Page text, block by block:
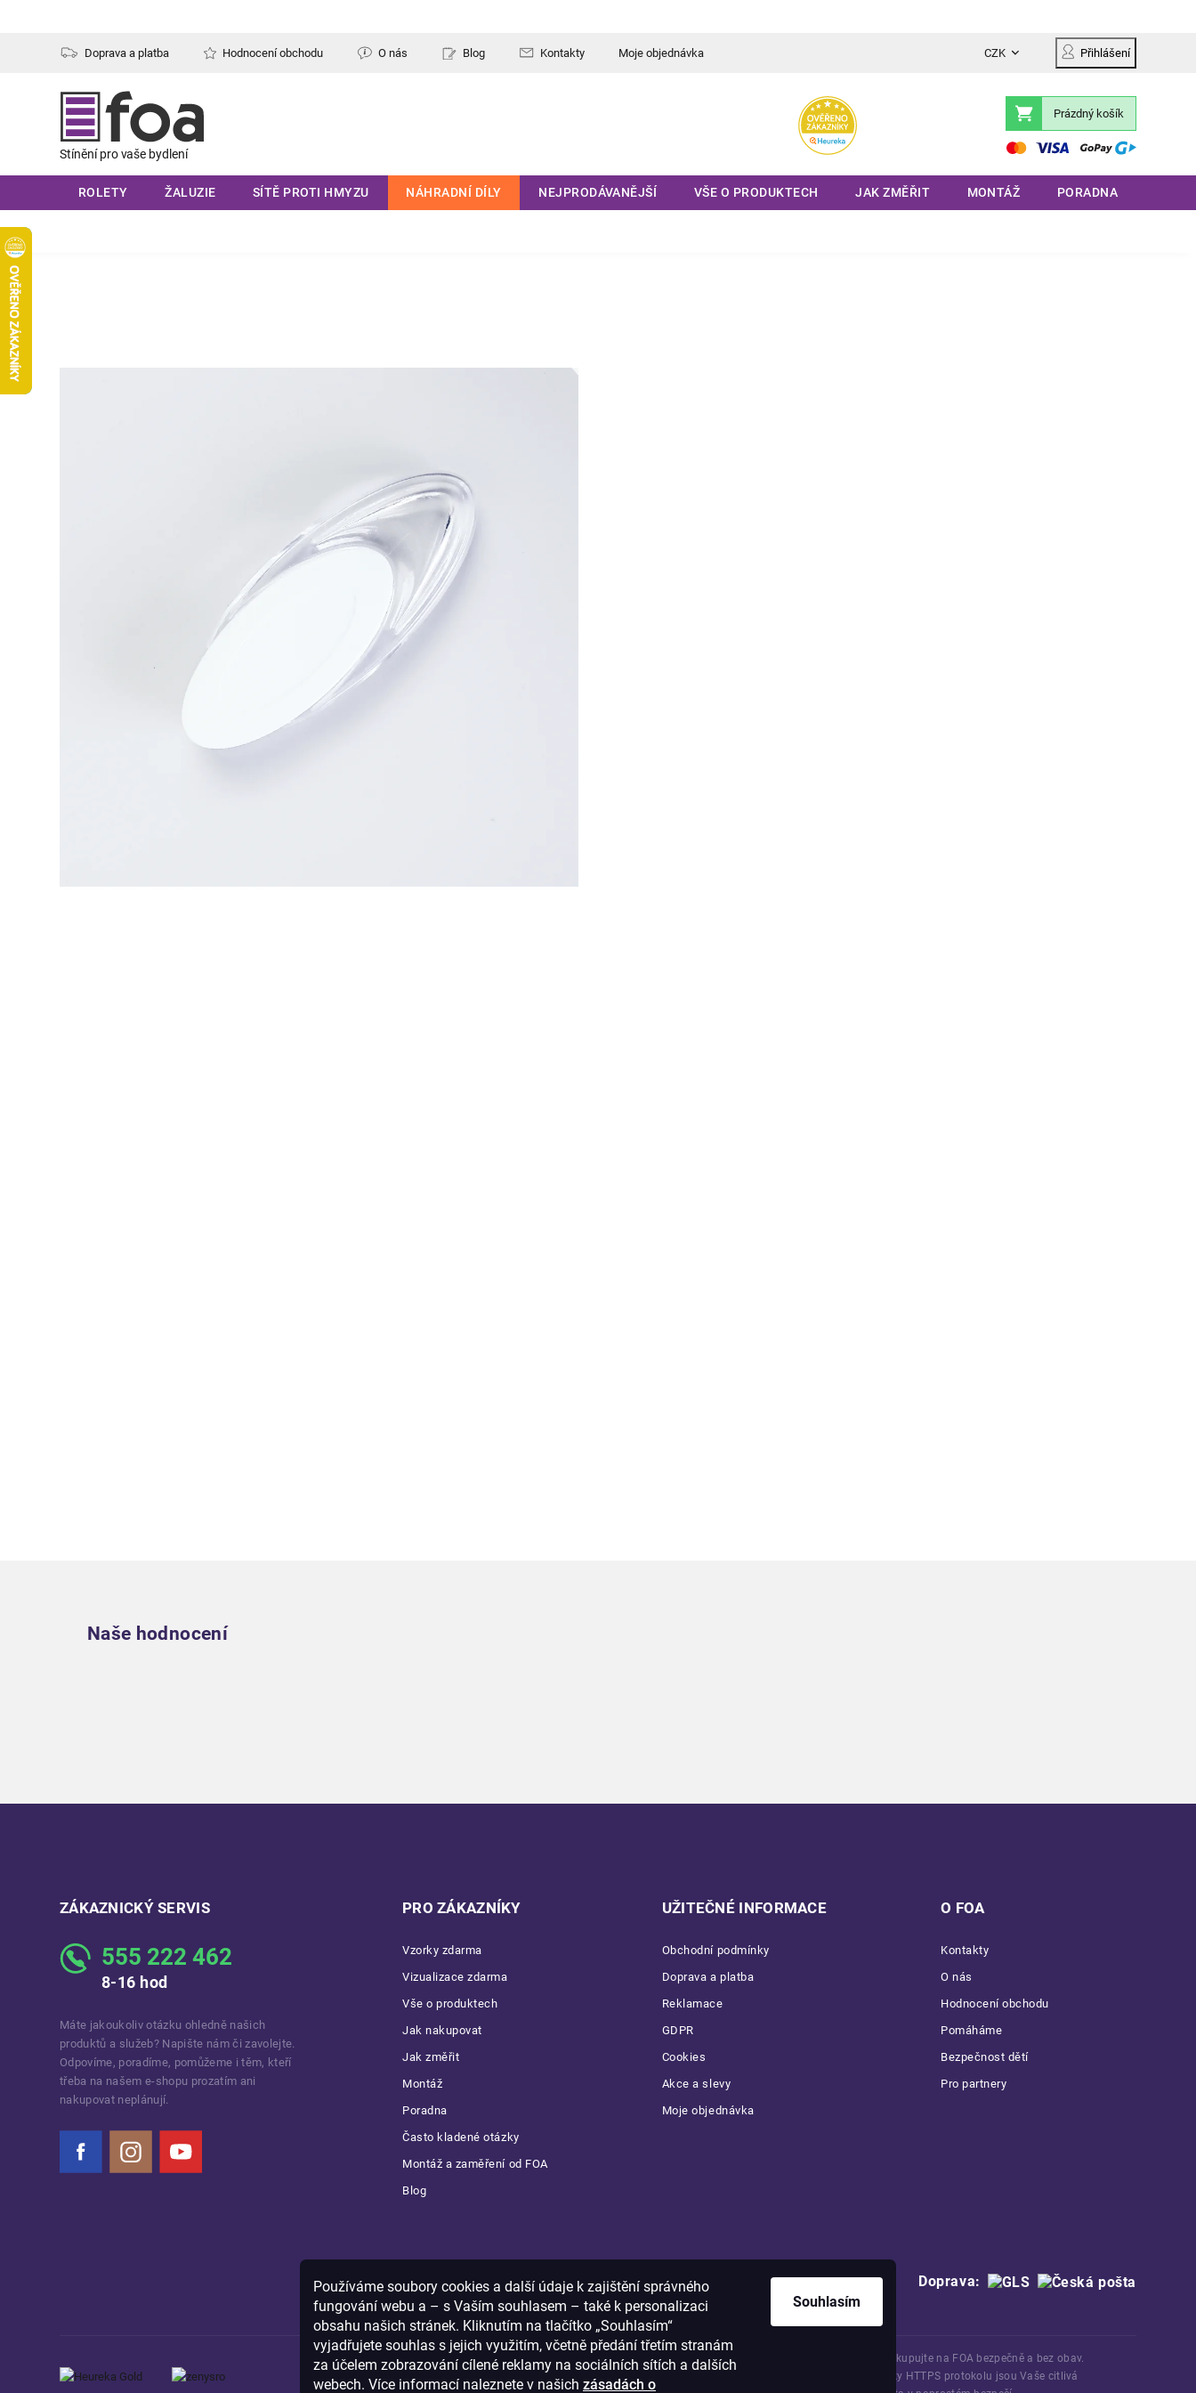
Používáme soubory cookies a další údaje k zajištění správného
fungování webu a – s Vaším souhlasem – také k personalizaci
obsahu našich stránek. Kliknutím na tlačítko „Souhlasím“
vyjadřujete souhlas s jejich využitím, včetně předání třetím stranám
za účelem zobrazování cílené reklamy na sociálních sítích a dalších
webech. Více informací naleznete v našich zásadách o
Souhlasím
Doprava a platba Hodnocení obchodu O nás Blog Kontakty Moje objednávka CZK Přihlášení
Nákupní
košík
Prázdný košík
ROLETY ŽALUZIE SÍTĚ PROTI HMYZU NÁHRADNÍ DÍLY NEJPRODÁVANĚJŠÍ VŠE O PRODUKTECH JAK ZMĚŘIT MONTÁŽ PORADNA
Naše hodnocení
ZÁKAZNICKÝ SERVIS
555 222 462
8-16 hod
Máte jakoukoliv otázku ohledně našich
produktů a služeb? Napište nám či zavolejte.
Odpovíme, poradíme, pomůžeme i těm, kteří
třeba na našem e-shopu prozatím ani
nakupovat neplánují.
Instagram
PRO ZÁKAZNÍKY
Vzorky zdarma
Vizualizace zdarma
Vše o produktech
Jak nakupovat
Jak změřit
Montáž
Poradna
Často kladené otázky
Montáž a zaměření od FOA
Blog
UŽITEČNÉ INFORMACE
Obchodní podmínky
Doprava a platba
Reklamace
GDPR
Cookies
Akce a slevy
Moje objednávka
O FOA
Kontakty
O nás
Hodnocení obchodu
Pomáháme
Bezpečnost dětí
Pro partnery
Platba: Doprava:
Nakupujte na FOA bezpečně a bez obav.
Díky HTTPS protokolu jsou Vaše citlivá